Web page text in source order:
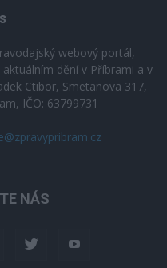
webový portál,
dění v Příbrami a v
Ctibor, Smetanova 317,
IČO: 63799731
NÁS